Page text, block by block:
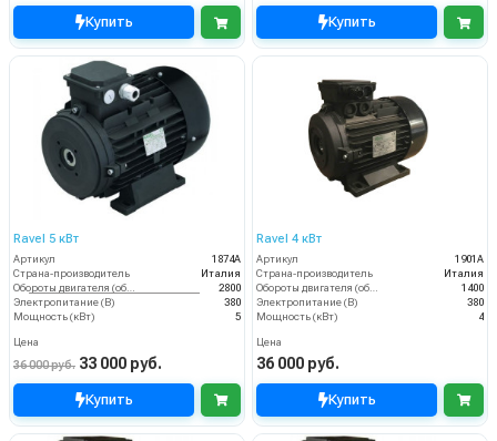
Купить Купить
Ravel 5 кВт
Артикул
1874А
Страна-производитель
Италия
2800
Электропитание (В)
380
Мощность (кВт)
5
Цена
36 000 руб. 33 000 руб.
Купить
Ravel 4 кВт
Артикул
1901А
Страна-производитель
Италия
1400
Электропитание (В)
380
Мощность (кВт)
4
Цена
36 000 руб.
Купить